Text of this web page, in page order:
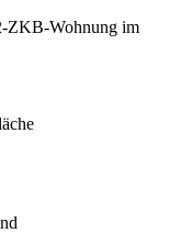
ZKB-Wohnung im